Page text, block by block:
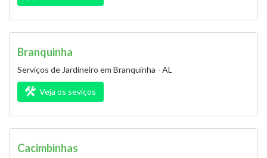
Branquinha
Serviços de Jardineiro em Branquinha - AL
Veja os seviços
Cacimbinhas